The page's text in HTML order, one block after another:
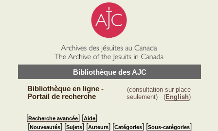
Bibliothèque des AJC
Bibliothèque en ligne -
Portail de recherche
(consultation sur place
seulement) (English)
[Recherche avancée] [Aide]
[Nouveautés] [Sujets] [Auteurs] [Catégories] [Sous-catégories]